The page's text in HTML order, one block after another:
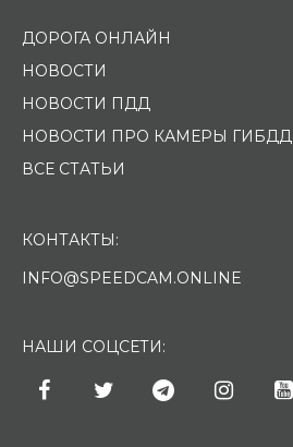
ДОРОГА ОНЛАЙН
НОВОСТИ
НОВОСТИ ПДД
НОВОСТИ ПРО КАМЕРЫ ГИБДД
ВСЕ СТАТЬИ
КОНТАКТЫ:
INFO@SPEEDCAM.ONLINE
НАШИ СОЦСЕТИ: